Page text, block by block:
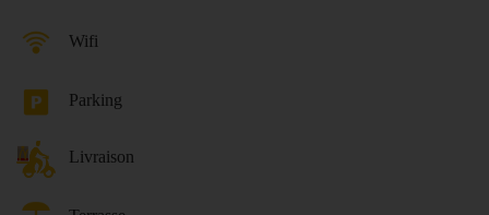
Wifi
Parking
Livraison